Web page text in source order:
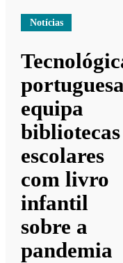
Notícias
portuguesa
equipa
bibliotecas
escolares
com livro
infantil
sobre a
pandemia